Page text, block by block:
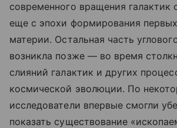
современного вращения галактик
еще с эпохи формирования
материи. Остальная часть
возникла позже — во время
слияний галактик и других
космической эволюции. По
исследователи впервые смогли
показать существование